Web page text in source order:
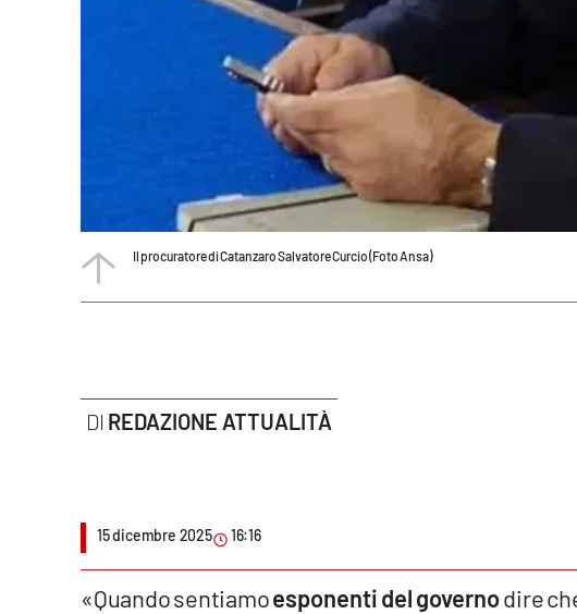
Rubriche
Good Morning Vietnam
Leggendo Alvaro insieme
Venti di comunicazione
Il procuratore di Catanzaro Salvatore Curcio (Foto Ansa)
REDAZIONE ATTUALITÀ
15 dicembre 2025 16:16
«Quando sentiamoesponenti del governodire